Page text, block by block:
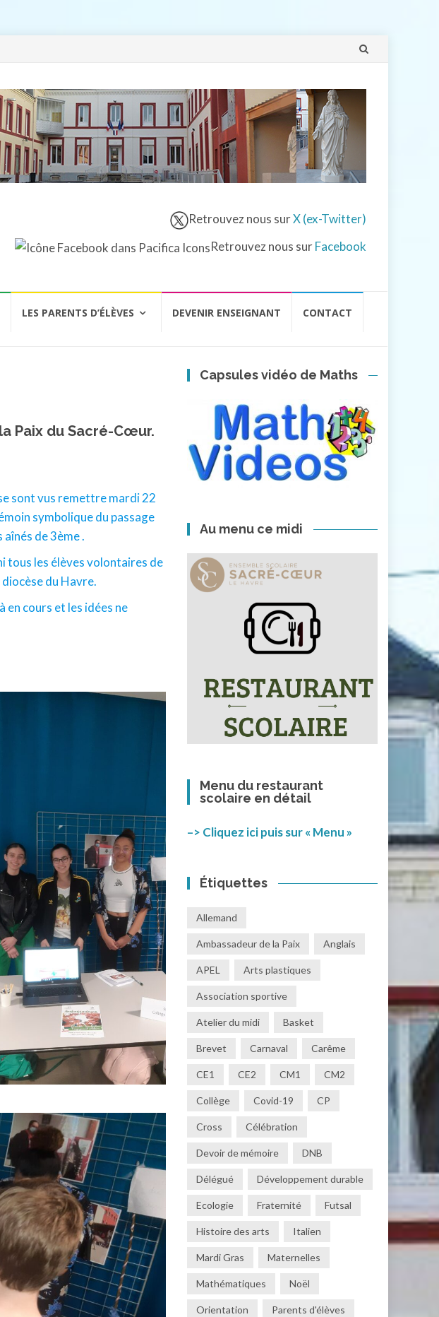
Aller
Retrouvez nous surX (ex-Twitter)
Retrouvez nous surFacebook
LES PARENTS D’ÉLÈVES DEVENIR ENSEIGNANT CONTACT
Paix du Sacré-Cœur.
sont vus remettre mardi 22
symbolique du passage
de 3ème .
tous les élèves volontaires de
du Havre.
en cours et les idées ne
Capsules vidéo de Maths
Au menu ce midi
Menu du restaurant
scolaire en détail
–> Cliquez ici puis sur « Menu »
Étiquettes
Allemand
Ambassadeur de la Paix Anglais
APEL Arts plastiques
Association sportive
Atelier du midi Basket
Brevet Carnaval Carême
CE1 CE2 CM1 CM2
Collège Covid-19 CP
Cross Célébration
Devoir de mémoire DNB
Délégué Développement durable
Ecologie Fraternité Futsal
Histoire des arts Italien
Mardi Gras Maternelles
Mathématiques Noël
Orientation Parents d'élèves